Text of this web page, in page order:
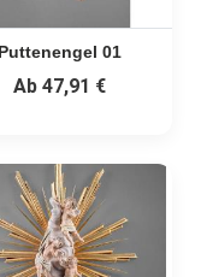
Puttenengel 01
Ab47,91 €